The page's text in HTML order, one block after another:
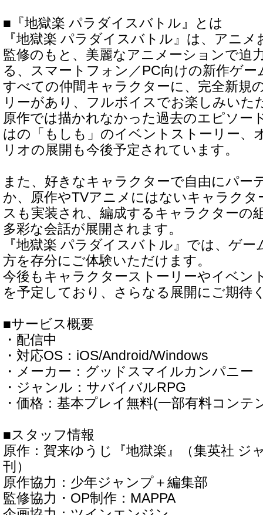
■『地獄楽 パラダイスバトル』とは
『地獄楽 パラダイスバトル』は、アニ
監修のもと、美麗なアニメーションで迫
る、スマートフォン／PC向けの新作ゲー
すべての仲間キャラクターに、完全新規
リーがあり、フルボイスでお楽しみいた
原作では描かれなかった過去のエピソー
はの「もしも」のイベントストーリー、
リオの展開も今後予定されています。
また、好きなキャラクターで自由にパー
か、原作やTVアニメにはないキャラクタ
スも実装され、編成するキャラクターの
多彩な会話が展開されます。
『地獄楽 パラダイスバトル』では、ゲ
方を存分にご体験いただけます。
今後もキャラクターストーリーやイベン
を予定しており、さらなる展開にご期待
■サービス概要
・配信中
・対応OS：iOS/Android/Windows
・メーカー：グッドスマイルカンパニー
・ジャンル：サバイバルRPG
・価格：基本プレイ無料(一部有料コンテ
■スタッフ情報
原作：賀来ゆうじ『地獄楽』（集英社 ジ
刊）
原作協力：少年ジャンプ＋編集部
監修協力・OP制作：MAPPA